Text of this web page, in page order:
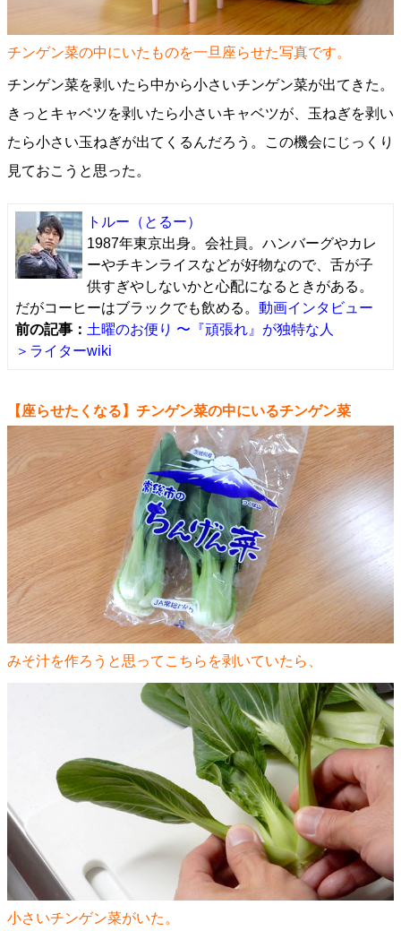
チンゲン菜の中にいたものを一旦座らせた写真です。
チンゲン菜を剥いたら中から小さいチンゲン菜が出てきた。
きっとキャベツを剥いたら小さいキャベツが、玉ねぎを剥い
たら小さい玉ねぎが出てくるんだろう。この機会にじっくり
見ておこうと思った。
トルー （とるー）
1987年東京出身。会社員。ハンバーグやカレ
ーやチキンライスなどが好物なので、舌が子
供すぎやしないかと心配になるときがある。
だがコーヒーはブラックでも飲める。 動画インタビュー
前の記事： 土曜のお便り 〜『頑張れ』が独特な人
＞ライターwiki
【座らせたくなる】チンゲン菜の中にいるチンゲン菜
みそ汁を作ろうと思ってこちらを剥いていたら、
小さいチンゲン菜がいた。